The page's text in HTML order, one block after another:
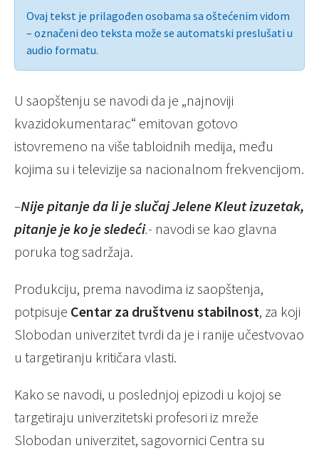
Ovaj tekst je prilagođen osobama sa oštećenim vidom
– označeni deo teksta može se automatski preslušati u
audio formatu.
U saopštenju se navodi da je „najnoviji
kvazidokumentarac“ emitovan gotovo
istovremeno na više tabloidnih medija, među
kojima su i televizije sa nacionalnom frekvencijom.
–Nije pitanje da li je slučaj Jelene Kleut izuzetak,
pitanje je ko je sledeći.- navodi se kao glavna
poruka tog sadržaja.
Produkciju, prema navodima iz saopštenja,
potpisuje Centar za društvenu stabilnost, za koji
Slobodan univerzitet tvrdi da je i ranije učestvovao
u targetiranju kritičara vlasti.
Kako se navodi, u poslednjoj epizodi u kojoj se
targetiraju univerzitetski profesori iz mreže
Slobodan univerzitet, sagovornici Centra su